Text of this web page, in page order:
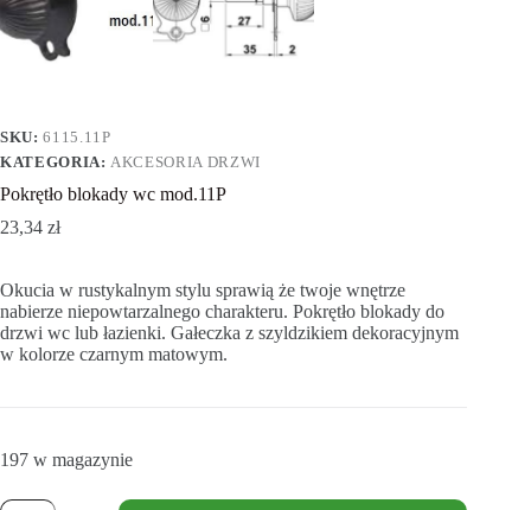
SKU:6115.11P
KATEGORIA: AKCESORIA DRZWI
Pokrętło blokady wc mod.11P
23,34 zł
Okucia w rustykalnym stylu sprawią że twoje wnętrze
nabierze niepowtarzalnego charakteru. Pokrętło blokady do
drzwi wc lub łazienki. Gałeczka z szyldzikiem dekoracyjnym
w kolorze czarnym matowym.
197 w magazynie